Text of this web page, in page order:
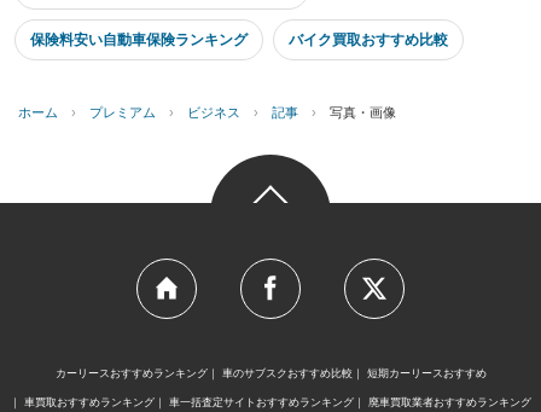
保険料安い自動車保険ランキング バイク買取おすすめ比較
ホーム › プレミアム › ビジネス › 記事 › 写真・画像
カーリースおすすめランキング 車のサブスクおすすめ比較 短期カーリースおすすめ
車買取おすすめランキング 車一括査定サイトおすすめランキング 廃車買取業者おすすめランキング